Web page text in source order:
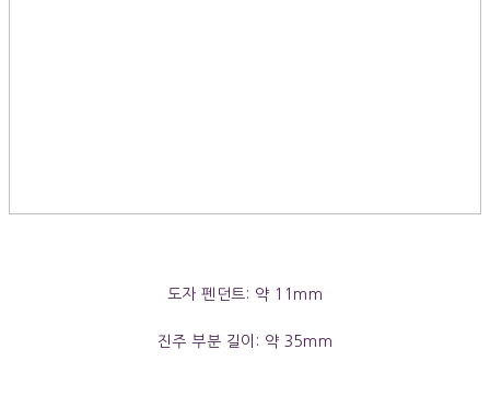
도자 펜던트: 약 11mm
진주 부분 길이: 약 35mm